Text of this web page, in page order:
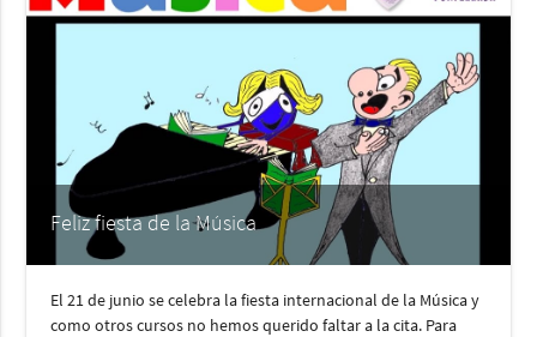
Feliz fiesta de la Música
El 21 de junio se celebra la fiesta internacional de la Música y
como otros cursos no hemos querido faltar a la cita. Para